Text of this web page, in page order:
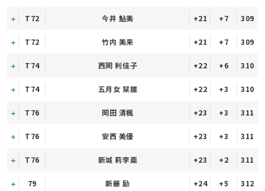
T72 今井 鮎美 +21 +7 309
T72 竹内 美来 +21 +7 309
T74 西岡 利佳子 +22 +6 310
T74 五月女 栞雛 +22 +3 310
T76 岡田 清楓 +23 +3 311
T76 安西 美優 +23 +3 311
T76 新城 莉李亜 +23 +2 311
79 新藤 励 +24 +5 312